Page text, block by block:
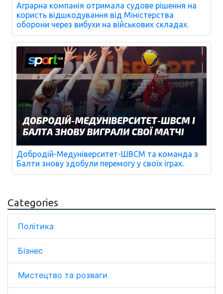
Аграрна компанія отримала судове рішення на
користь відшкодування від Міністерства
оборони через вибухи на військових складах.
Добродій-Медуніверситет-ШВСМ та команда з
Балти знову здобули перемогу у своїх іграх.
Categories
Політика
Бізнес
Мистецтво та розваги